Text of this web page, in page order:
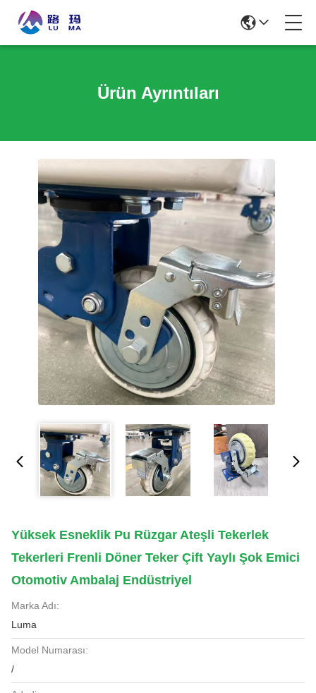
Ürün Ayrıntıları
Yüksek Esneklik Pu Rüzgar Ateşli Tekerlek
Tekerleri Frenli Döner Teker Çift Yaylı Şok Emici
Otomotiv Ambalaj Endüstriyel
Marka Adı:
Luma
Model Numarası:
/